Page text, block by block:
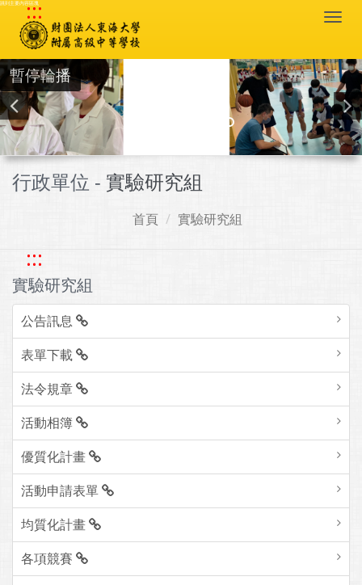
跳到主要內容區塊
:::
暫停輪播
行政單位 - 實驗研究組
首頁 實驗研究組
:::
實驗研究組
公告訊息
表單下載
法令規章
活動相簿
優質化計畫
活動申請表單
均質化計畫
各項競賽